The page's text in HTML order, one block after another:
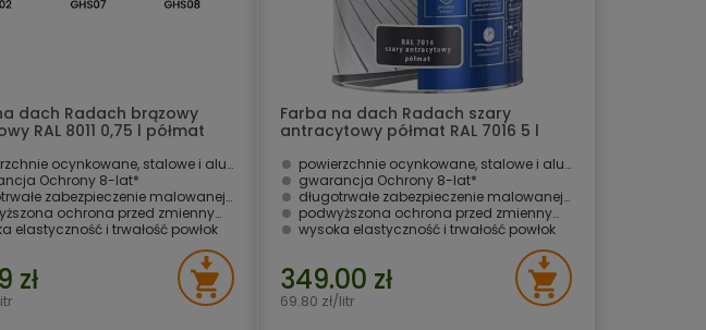
dach Radach brązowy
RAL 8011 0,75 l półmat
ocynkowane, stalowe i aluminiowe
Ochrony 8-lat*
zabezpieczenie malowanej powierzchni
ochrona przed zmiennymi warunkami atmosferycznymi i UV
elastyczność i trwałość powłok
zł
Farba na dach Radach szary
antracytowy półmat RAL 7016 5 l
powierzchnie ocynkowane, stalowe i aluminiowe
gwarancja Ochrony 8-lat* ­
długotrwałe zabezpieczenie malowanej powierzchni
podwyższona ochrona przed zmiennymi warunkami atmosferycznymi i UV
wysoka elastyczność i trwałość powłok
349.00 zł
69.80 zł/litr